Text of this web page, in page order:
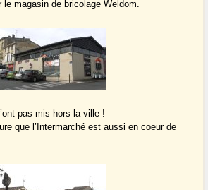
magasin de bricolage Weldom.
pas mis hors la ville !
que l’Intermarché est aussi en coeur de